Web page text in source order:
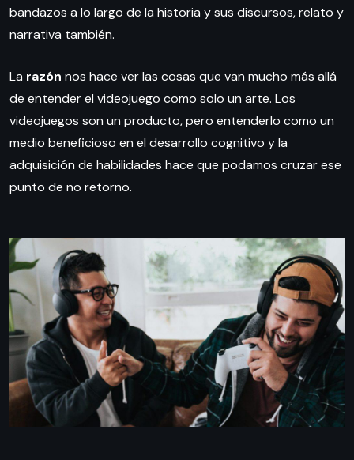
bandazos a lo largo de la historia y sus discursos, relato y
narrativa también.
La razón nos hace ver las cosas que van mucho más allá
de entender el videojuego como solo un arte. Los
videojuegos son un producto, pero entenderlo como un
medio beneficioso en el desarrollo cognitivo y la
adquisición de habilidades hace que podamos cruzar ese
punto de no retorno.